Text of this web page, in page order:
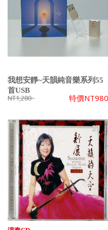
我想安靜~天韻純音樂系列55
首USB
NT1,280 特價NT980